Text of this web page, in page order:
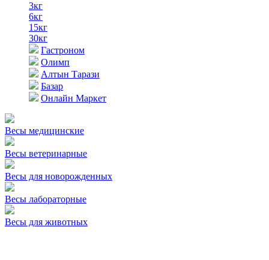
3кг
6кг
15кг
30кг
Гастроном
Олимп
Алтын Тарази
Базар
Онлайн Маркет
Весы медицинские
Весы ветеринарные
Весы для новорожденных
Весы лабораторные
Весы для животных